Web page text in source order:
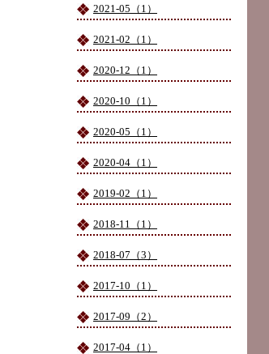
2021-05（1）
2021-02（1）
2020-12（1）
2020-10（1）
2020-05（1）
2020-04（1）
2019-02（1）
2018-11（1）
2018-07（3）
2017-10（1）
2017-09（2）
2017-04（1）